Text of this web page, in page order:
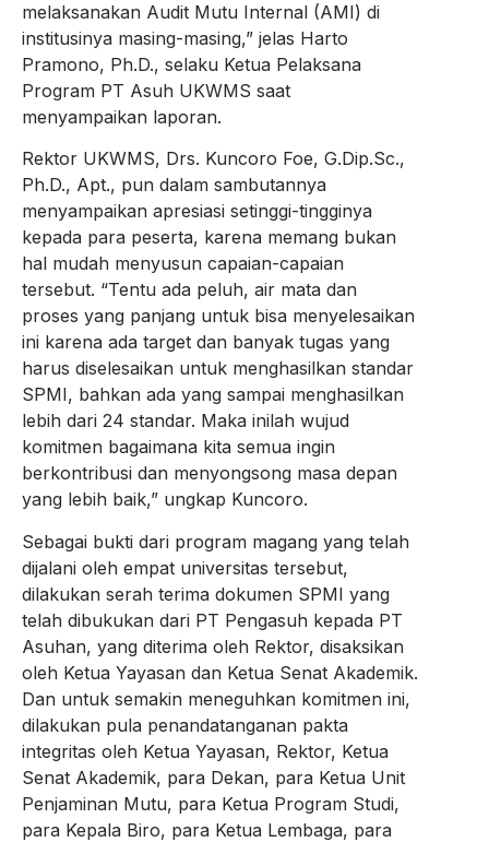
melaksanakan Audit Mutu Internal (AMI) di
institusinya masing-masing,” jelas Harto
Pramono, Ph.D., selaku Ketua Pelaksana
Program PT Asuh UKWMS saat
menyampaikan laporan.
Rektor UKWMS, Drs. Kuncoro Foe, G.Dip.Sc.,
Ph.D., Apt., pun dalam sambutannya
menyampaikan apresiasi setinggi-tingginya
kepada para peserta, karena memang bukan
hal mudah menyusun capaian-capaian
tersebut. “Tentu ada peluh, air mata dan
proses yang panjang untuk bisa menyelesaikan
ini karena ada target dan banyak tugas yang
harus diselesaikan untuk menghasilkan standar
SPMI, bahkan ada yang sampai menghasilkan
lebih dari 24 standar. Maka inilah wujud
komitmen bagaimana kita semua ingin
berkontribusi dan menyongsong masa depan
yang lebih baik,” ungkap Kuncoro.
Sebagai bukti dari program magang yang telah
dijalani oleh empat universitas tersebut,
dilakukan serah terima dokumen SPMI yang
telah dibukukan dari PT Pengasuh kepada PT
Asuhan, yang diterima oleh Rektor, disaksikan
oleh Ketua Yayasan dan Ketua Senat Akademik.
Dan untuk semakin meneguhkan komitmen ini,
dilakukan pula penandatanganan pakta
integritas oleh Ketua Yayasan, Rektor, Ketua
Senat Akademik, para Dekan, para Ketua Unit
Penjaminan Mutu, para Ketua Program Studi,
para Kepala Biro, para Ketua Lembaga, para